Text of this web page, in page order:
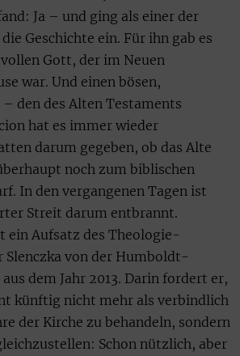
Ja – und ging als einer der
Geschichte ein. Für ihn gab es
Gott, der im Neuen
war. Und einen bösen,
den des Alten Testaments
hat es immer wieder
darum gegeben, ob das Alte
noch zum biblischen
In den vergangenen Tagen ist
Streit darum entbrannt.
ein Aufsatz des Theologie-
Slenczka von der Humboldt-
dem Jahr 2013. Darin fordert er,
künftig nicht mehr als verbindlich
der Kirche zu behandeln, sondern
Schon nützlich, aber